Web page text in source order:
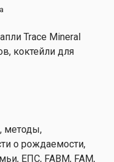
Trace Mineral
коктейли для